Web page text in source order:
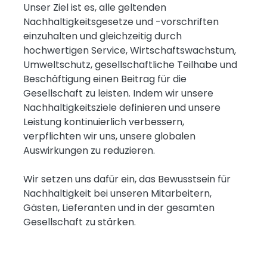
Unser Ziel ist es, alle geltenden
Nachhaltigkeitsgesetze und -vorschriften
einzuhalten und gleichzeitig durch
hochwertigen Service, Wirtschaftswachstum,
Umweltschutz, gesellschaftliche Teilhabe und
Beschäftigung einen Beitrag für die
Gesellschaft zu leisten. Indem wir unsere
Nachhaltigkeitsziele definieren und unsere
Leistung kontinuierlich verbessern,
verpflichten wir uns, unsere globalen
Auswirkungen zu reduzieren.
Wir setzen uns dafür ein, das Bewusstsein für
Nachhaltigkeit bei unseren Mitarbeitern,
Gästen, Lieferanten und in der gesamten
Gesellschaft zu stärken.